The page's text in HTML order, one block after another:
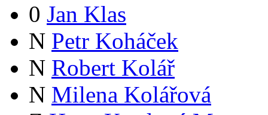
0 Jan Klas
N Petr Koháček
N Robert Kolář
N Milena Kolářová